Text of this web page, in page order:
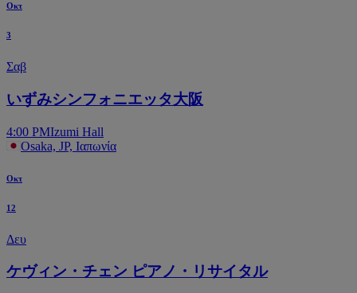
Οκτ
3
Σαβ
いずみシンフォニエッタ大阪
4:00 PMIzumi Hall
Osaka, JP, Ιαπωνία
Οκτ
12
Δευ
ケヴィン・チェン ピアノ・リサイタル